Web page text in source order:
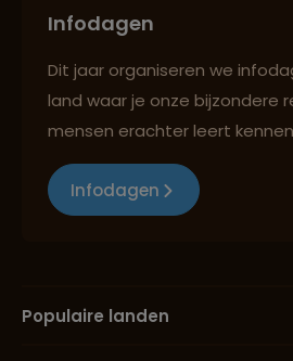
Lees meer over
Lees meer over Sani
Infodagen
Dit jaar organiseren we
land waar je onze bijzondere
mensen erachter leert
Infodagen
Populaire landen